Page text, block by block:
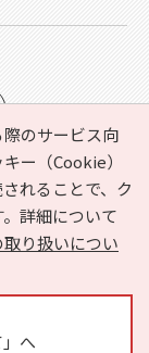
のサービス向
ー（Cookie）
れることで、ク
詳細について
取り扱いについ
へ
ヘルプ
運営会社
わせ